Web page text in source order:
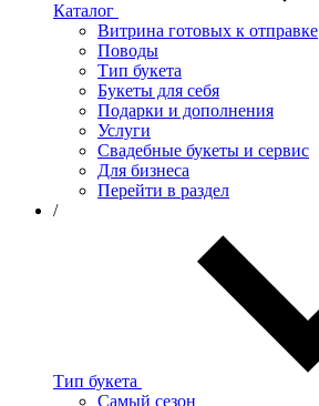
Каталог
Витрина готовых к отправке
Поводы
Тип букета
Букеты для себя
Подарки и дополнения
Услуги
Свадебные букеты и сервис
Для бизнеса
Перейти в раздел
/
Тип букета
Самый сезон